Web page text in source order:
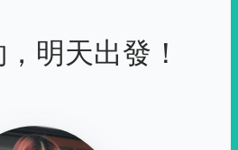
明天出發！